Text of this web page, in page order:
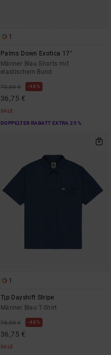
1
Palms Down Exotica 17"
Männer Blau Shorts mit
elastischem Bund
70,00 € 48%
36,75 €
SALE
DOPPELTER RABATT EXTRA 25 %
1
Tjp Dayshift Stripe
Männer Blau T-Shirt
70,00 € 48%
36,75 €
SALE